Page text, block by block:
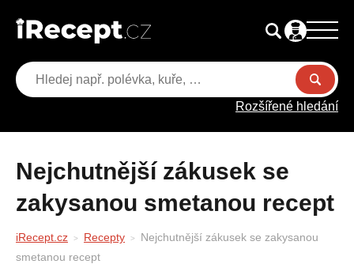
Rozšířené hledání
Nejchutnější zákusek se
zakysanou smetanou recept
iRecept.cz Recepty
Nejchutnější zákusek se zakysanou
smetanou recept